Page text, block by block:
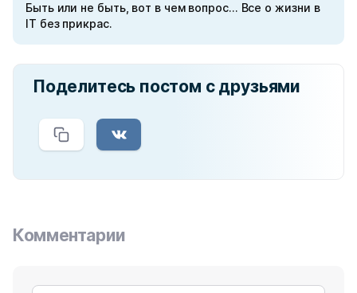
Быть или не быть, вот в чем вопрос... Все о жизни в
IT без прикрас.
Поделитесь постом с друзьями
Комментарии